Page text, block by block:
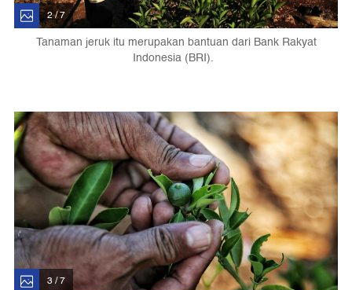
2 / 7
Tanaman jeruk itu merupakan bantuan dari Bank Rakyat
Indonesia (BRI).
3 / 7